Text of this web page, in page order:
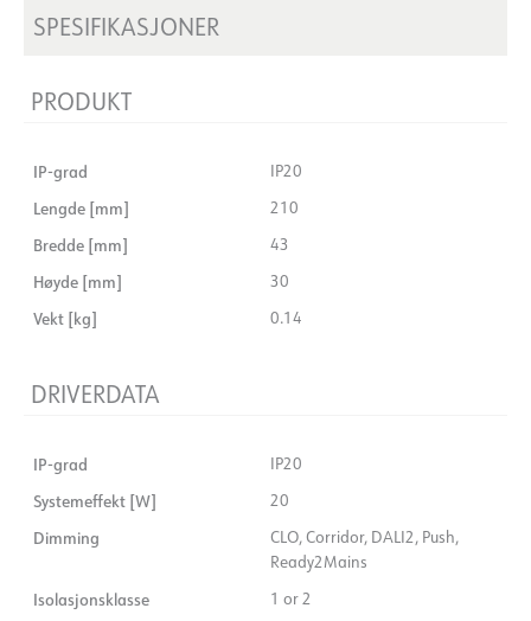
SPESIFIKASJONER
PRODUKT
IP-grad IP20
Lengde [mm] 210
Bredde [mm] 43
Høyde [mm] 30
Vekt [kg] 0.14
DRIVERDATA
IP-grad IP20
Systemeffekt [W] 20
Dimming
CLO, Corridor, DALI2, Push,
Ready2Mains
Isolasjonsklasse 1 or 2